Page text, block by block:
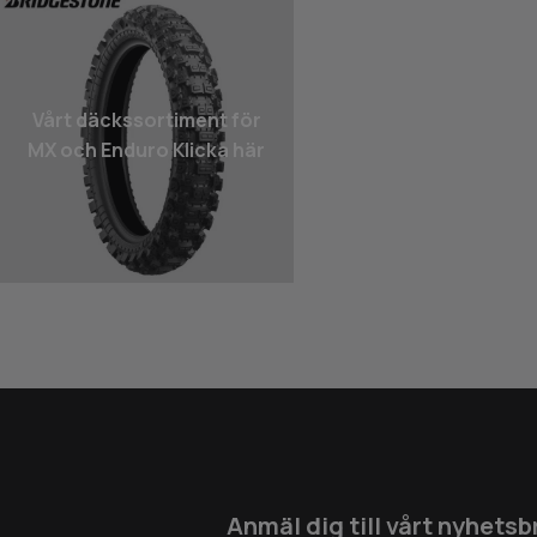
Vårt däcks­sortiment för
MX och Enduro Klicka här
Anmäl dig till vårt